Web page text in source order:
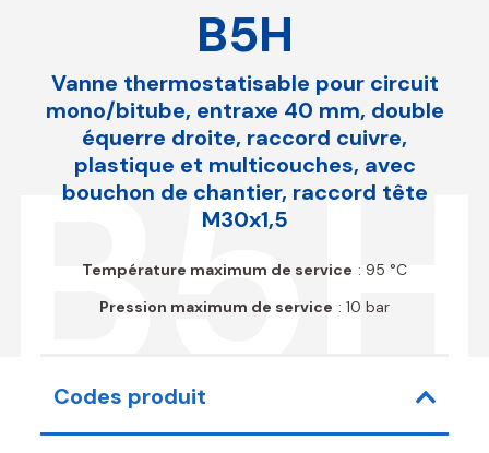
B5H
B5H
Vanne thermostatisable pour circuit
mono/bitube, entraxe 40 mm, double
équerre droite, raccord cuivre,
plastique et multicouches, avec
bouchon de chantier, raccord tête
M30x1,5
Température maximum de service : 95 °C
Pression maximum de service : 10 bar
Codes produit